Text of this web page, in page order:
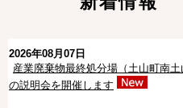
2026年08月07日
産業廃棄物最終処分場（土山町南
の説明会を開催します